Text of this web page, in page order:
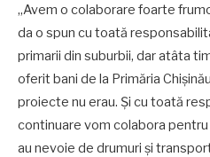
„Avem o colaborare foarte
da o spun cu toată
primarii din suburbii, dar atâta
oferit bani de la Primăria
proiecte nu erau. Și cu toată
continuare vom colabora pentru
au nevoie de drumuri și